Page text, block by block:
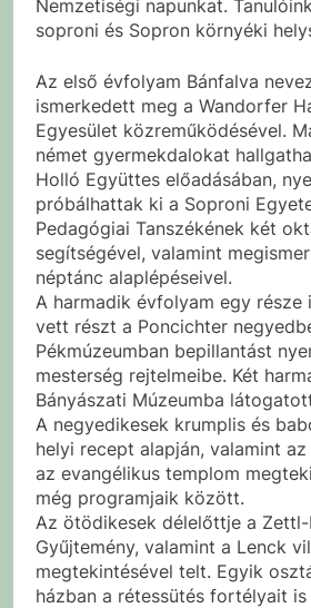
Nemzetiségi napunkat.
soproni és Sopron környéki
Az első évfolyam Bánfalva
ismerkedett meg a Wandorfer
Egyesület közreműködésével.
német gyermekdalokat
Holló Együttes előadásában,
próbálhattak ki a Soproni
Pedagógiai Tanszékének két
segítségével, valamint
néptánc alaplépéseivel.
A harmadik évfolyam egy része
vett részt a Poncichter
Pékmúzeumban bepillantást
mesterség rejtelmeibe. Két
Bányászati Múzeumba
A negyedikesek krumplis és
helyi recept alapján, valamint
az evangélikus templom
még programjaik között.
Az ötödikesek délelőttje a Zettl-
Gyűjtemény, valamint a Lenck
megtekintésével telt. Egyik
házban a rétessütés fortélyait is